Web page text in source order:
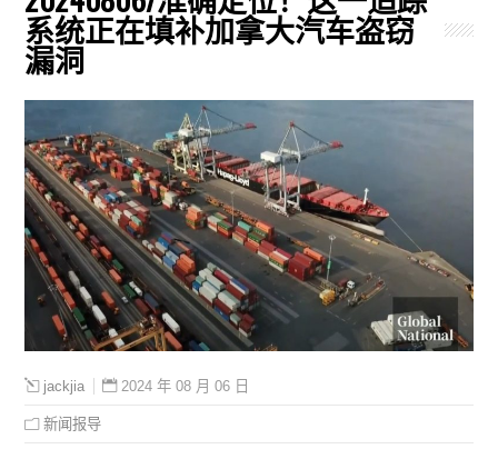
系统正在填补加拿大汽车盗窃
漏洞
jackjia 2024 年 08 月 06 日
新闻报导